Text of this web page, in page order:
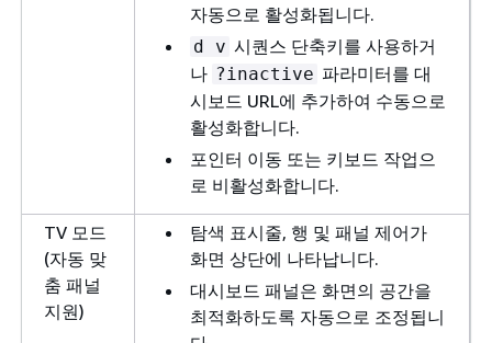
자동으로 활성화됩니다.
d v 시퀀스 단축키를 사용하거
나 ?inactive 파라미터를 대
시보드 URL에 추가하여 수동으로
활성화합니다.
포인터 이동 또는 키보드 작업으
로 비활성화합니다.
TV 모드
(자동 맞
춤 패널
지원)
탐색 표시줄, 행 및 패널 제어가
화면 상단에 나타납니다.
대시보드 패널은 화면의 공간을
최적화하도록 자동으로 조정됩니